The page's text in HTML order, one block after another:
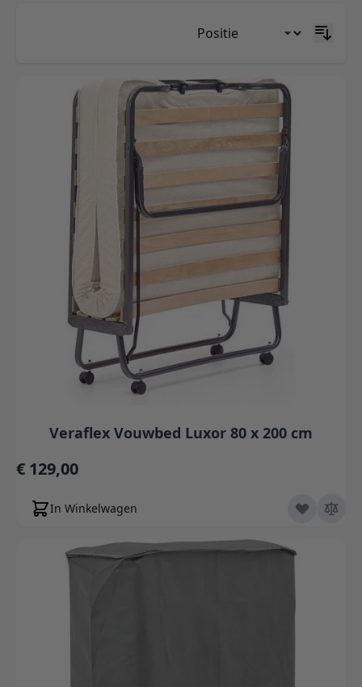
Veraflex Vouwbed Luxor 80 x 200 cm
€ 129,00
In Winkelwagen